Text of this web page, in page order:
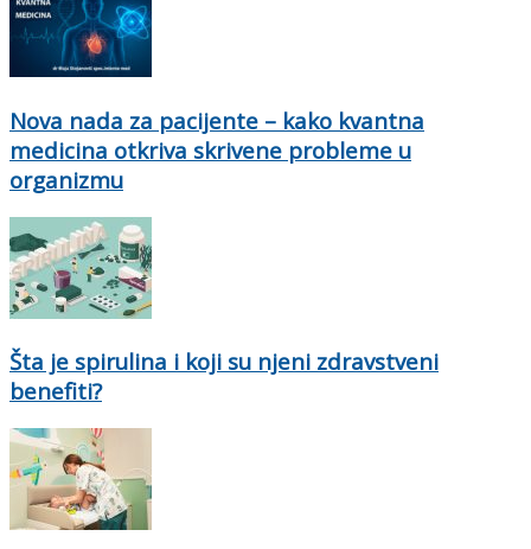
Nova nada za pacijente – kako kvantna
medicina otkriva skrivene probleme u
organizmu
Šta je spirulina i koji su njeni zdravstveni
benefiti?